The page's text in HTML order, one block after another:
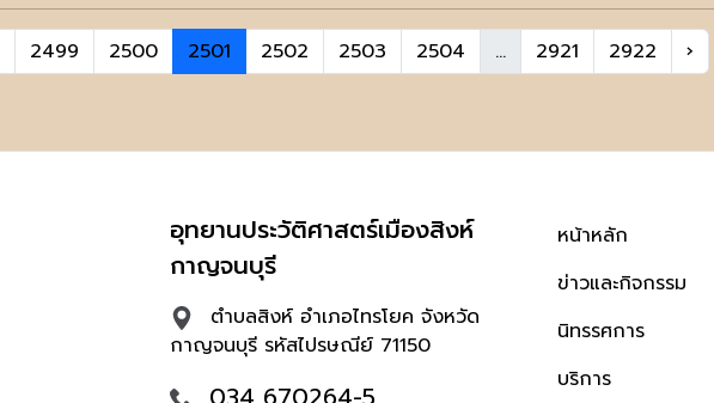
2499 2500 2501 2502 2503 2504 ... 2921 2922 ›
อุทยานประวัติศาสตร์เมืองสิงห์
กาญจนบุรี
ตำบลสิงห์ อำเภอไทรโยค จังหวัด
กาญจนบุรี รหัสไปรษณีย์ 71150
หน้าหลัก
ข่าวและกิจกรรม
นิทรรศการ
บริการ